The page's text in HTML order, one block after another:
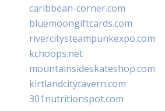
caribbean-corner.com
bluemoongiftcards.com
rivercitysteampunkexpo.com
kchoops.net
mountainsideskateshop.com
kirtlandcitytavern.com
301nutritionspot.com